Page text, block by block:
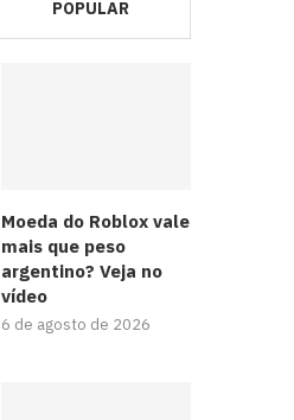
POPULAR
Moeda do Roblox vale
mais que peso
argentino? Veja no
vídeo
6 de agosto de 2026